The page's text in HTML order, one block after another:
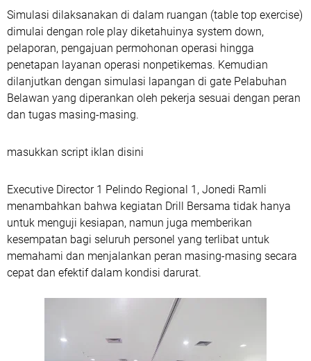
Simulasi dilaksanakan di dalam ruangan (table top exercise)
dimulai dengan role play diketahuinya system down,
pelaporan, pengajuan permohonan operasi hingga
penetapan layanan operasi nonpetikemas. Kemudian
dilanjutkan dengan simulasi lapangan di gate Pelabuhan
Belawan yang diperankan oleh pekerja sesuai dengan peran
dan tugas masing-masing.
masukkan script iklan disini
Executive Director 1 Pelindo Regional 1, Jonedi Ramli
menambahkan bahwa kegiatan Drill Bersama tidak hanya
untuk menguji kesiapan, namun juga memberikan
kesempatan bagi seluruh personel yang terlibat untuk
memahami dan menjalankan peran masing-masing secara
cepat dan efektif dalam kondisi darurat.